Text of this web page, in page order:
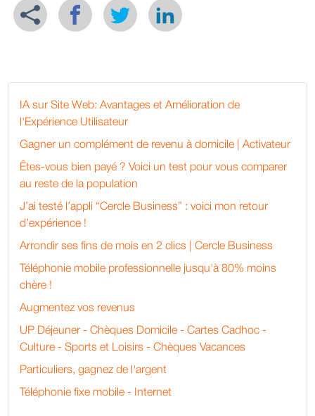
IA sur Site Web: Avantages et Amélioration de
l'Expérience Utilisateur
Gagner un complément de revenu à domicile | Activateur
Êtes-vous bien payé ? Voici un test pour vous comparer
au reste de la population
J’ai testé l’appli “Cercle Business” : voici mon retour
d’expérience !
Arrondir ses fins de mois en 2 clics | Cercle Business
Téléphonie mobile professionnelle jusqu'à 80% moins
chère !
Augmentez vos revenus
UP Déjeuner - Chèques Domicile - Cartes Cadhoc -
Culture - Sports et Loisirs - Chèques Vacances
Particuliers, gagnez de l'argent
Téléphonie fixe mobile - Internet